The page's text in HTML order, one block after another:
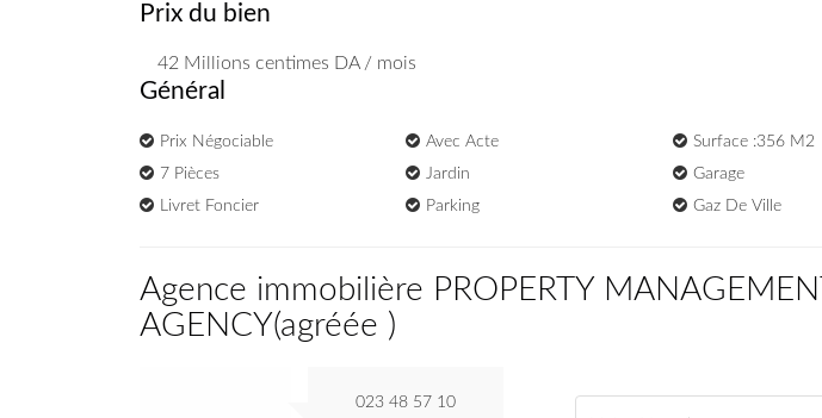
Prix du bien
42 Millions centimes DA/ mois
Général
Prix Négociable Avec Acte
Surface :356 M2
7 Pièces
Jardin
Garage
Livret Foncier
Parking Gaz De Ville
Agence immobilière PROPERTY MANAGEMENT
AGENCY(agréée )
023 48 57 10